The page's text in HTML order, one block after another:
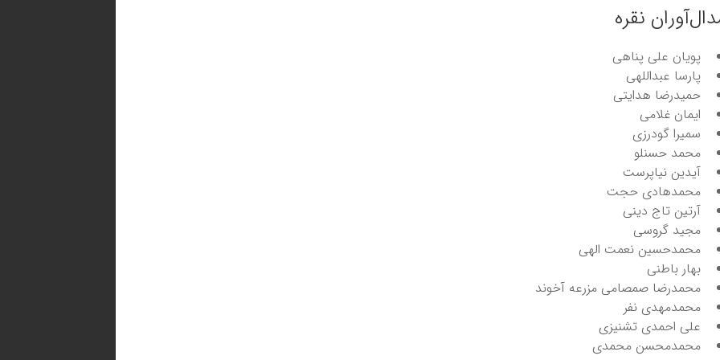
نقره
پویان علی پناهی
پارسا عبداللهی
حمیدرضا هدایتی
ایمان غلامی
سمیرا گودرزی
محمد حسنلو
آیدین نیاپرست
محمدهادی حجت
آرتین تاج دینی
مجید گروسی
محمدحسین نعمت الهی
بهار باطنی
محمدرضا صمصامی مزرعه آخوند
محمدمهدی نفر
علی احمدی تشنیزی
محمدمحسن محمدی